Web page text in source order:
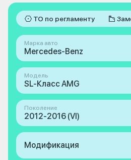
ТО по регламенту
Марка авто
Mercedes-Benz
Модель
SL-Класс AMG
Поколение
2012-2016 (VI)
Модификация